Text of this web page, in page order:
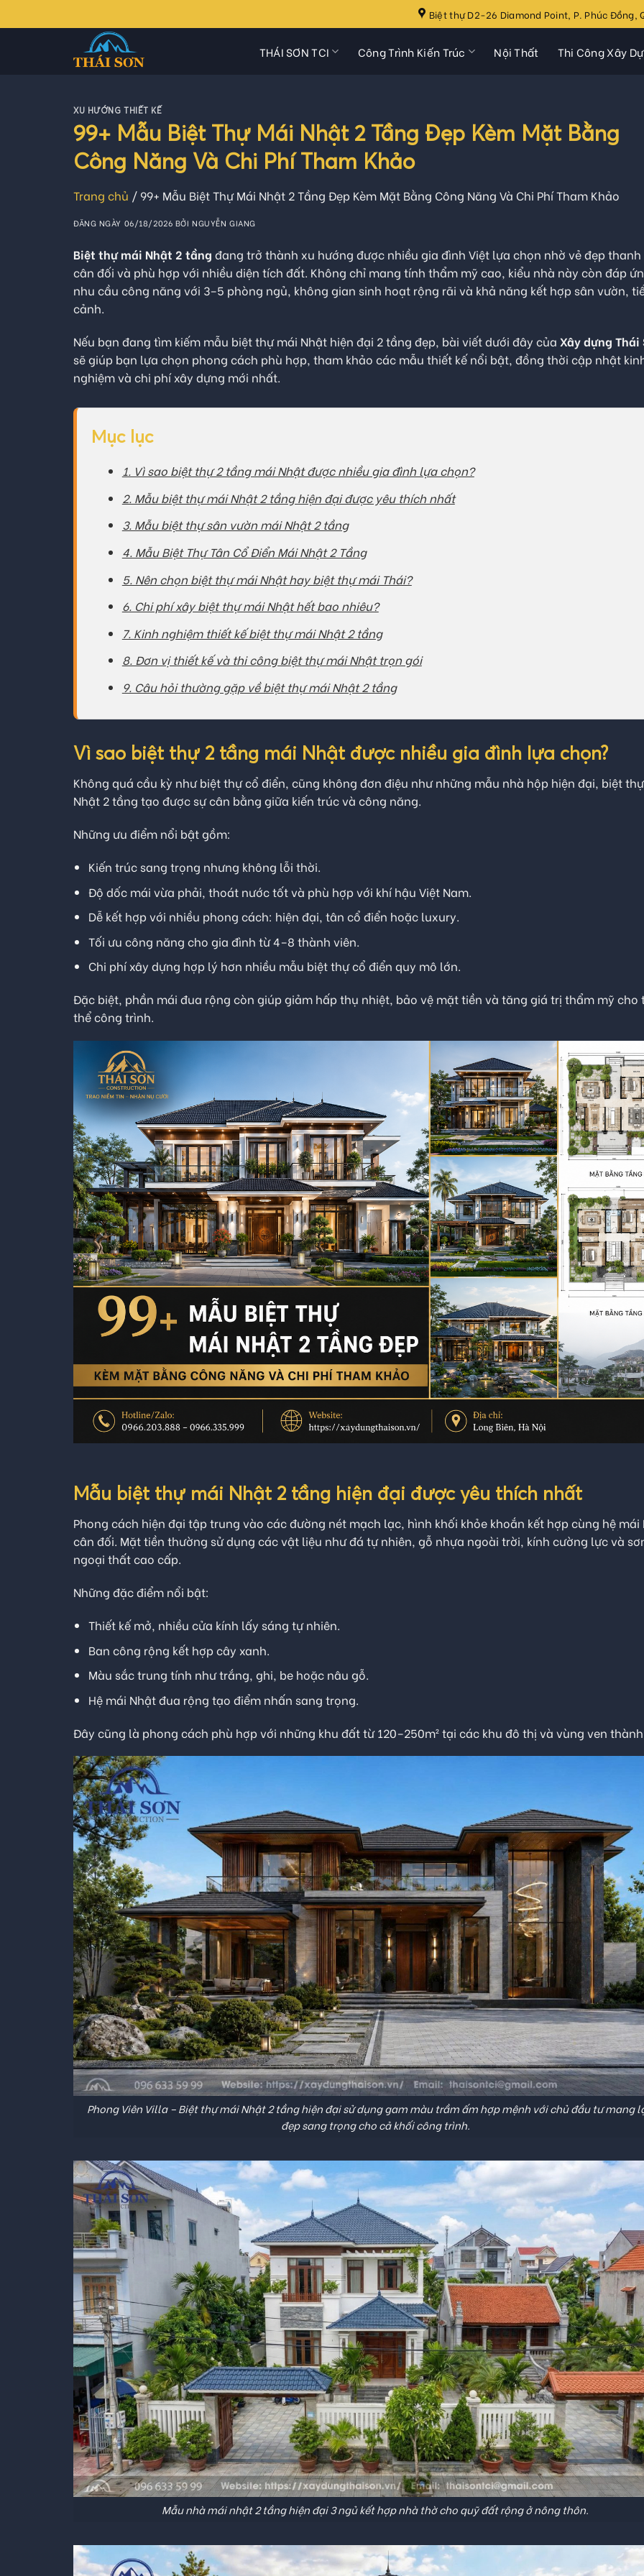
to
Biệt thự D2-26 Diamond Point, P. Phúc Đồng,
THÁI SƠN TCI Công Trình Kiến Trúc Nội Thất Thi Công Xây
XU HƯỚNG THIẾT KẾ
99+ Mẫu Biệt Thự Mái Nhật 2 Tầng Đẹp Kèm Mặt Bằng
Công Năng Và Chi Phí Tham Khảo
Trang chủ / 99+ Mẫu Biệt Thự Mái Nhật 2 Tầng Đẹp Kèm Mặt Bằng Công Năng Và Chi Phí Tham Khảo
ĐĂNG NGÀY 06/18/2026 BỞINGUYỄN GIANG
Biệt thự mái Nhật 2 tầng đang trở thành xu hướng được nhiều gia đình Việt lựa chọn nhờ vẻ đẹp
cân đối và phù hợp với nhiều diện tích đất. Không chỉ mang tính thẩm mỹ cao, kiểu nhà này còn đáp
nhu cầu công năng với 3–5 phòng ngủ, không gian sinh hoạt rộng rãi và khả năng kết hợp sân vườn,
cảnh.
Nếu bạn đang tìm kiếm mẫu biệt thự mái Nhật hiện đại 2 tầng đẹp, bài viết dưới đây của Xây dựng Thái
sẽ giúp bạn lựa chọn phong cách phù hợp, tham khảo các mẫu thiết kế nổi bật, đồng thời cập nhật
nghiệm và chi phí xây dựng mới nhất.
Mục lục
1. Vì sao biệt thự 2 tầng mái Nhật được nhiều gia đình lựa chọn?
2. Mẫu biệt thự mái Nhật 2 tầng hiện đại được yêu thích nhất
3. Mẫu biệt thự sân vườn mái Nhật 2 tầng
4. Mẫu Biệt Thự Tân Cổ Điển Mái Nhật 2 Tầng
5. Nên chọn biệt thự mái Nhật hay biệt thự mái Thái?
6. Chi phí xây biệt thự mái Nhật hết bao nhiêu?
7. Kinh nghiệm thiết kế biệt thự mái Nhật 2 tầng
8. Đơn vị thiết kế và thi công biệt thự mái Nhật trọn gói
9. Câu hỏi thường gặp về biệt thự mái Nhật 2 tầng
Vì sao biệt thự 2 tầng mái Nhật được nhiều gia đình lựa chọn?
Không quá cầu kỳ như biệt thự cổ điển, cũng không đơn điệu như những mẫu nhà hộp hiện đại, biệt
Nhật 2 tầng tạo được sự cân bằng giữa kiến trúc và công năng.
Những ưu điểm nổi bật gồm:
Kiến trúc sang trọng nhưng không lỗi thời.
Độ dốc mái vừa phải, thoát nước tốt và phù hợp với khí hậu Việt Nam.
Dễ kết hợp với nhiều phong cách: hiện đại, tân cổ điển hoặc luxury.
Tối ưu công năng cho gia đình từ 4–8 thành viên.
Chi phí xây dựng hợp lý hơn nhiều mẫu biệt thự cổ điển quy mô lớn.
Đặc biệt, phần mái đua rộng còn giúp giảm hấp thụ nhiệt, bảo vệ mặt tiền và tăng giá trị thẩm mỹ cho
thể công trình.
Mẫu biệt thự mái Nhật 2 tầng hiện đại được yêu thích nhất
Phong cách hiện đại tập trung vào các đường nét mạch lạc, hình khối khỏe khoắn kết hợp cùng hệ mái
cân đối. Mặt tiền thường sử dụng các vật liệu như đá tự nhiên, gỗ nhựa ngoài trời, kính cường lực và
ngoại thất cao cấp.
Những đặc điểm nổi bật:
Thiết kế mở, nhiều cửa kính lấy sáng tự nhiên.
Ban công rộng kết hợp cây xanh.
Màu sắc trung tính như trắng, ghi, be hoặc nâu gỗ.
Hệ mái Nhật đua rộng tạo điểm nhấn sang trọng.
Đây cũng là phong cách phù hợp với những khu đất từ 120–250m² tại các khu đô thị và vùng ven
Phong Viên Villa– Biệt thự mái Nhật 2 tầng hiện đại sử dụng gam màu trầm ấm hợp mệnh với chủ đầu tư mang
đẹp sang trọng cho cả khối công trình.
Mẫu nhà mái nhật 2 tầng hiện đại 3 ngủ kết hợp nhà thờ cho quỹ đất rộng ở nông thôn.